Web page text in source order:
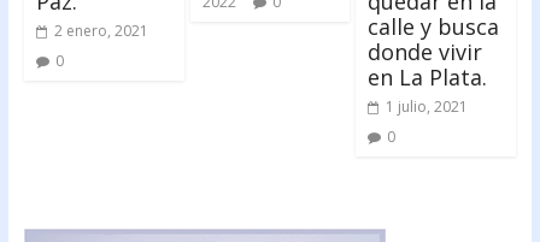
2 enero, 2021
0
calle y busca
donde vivir
en La Plata.
1 julio, 2021
0